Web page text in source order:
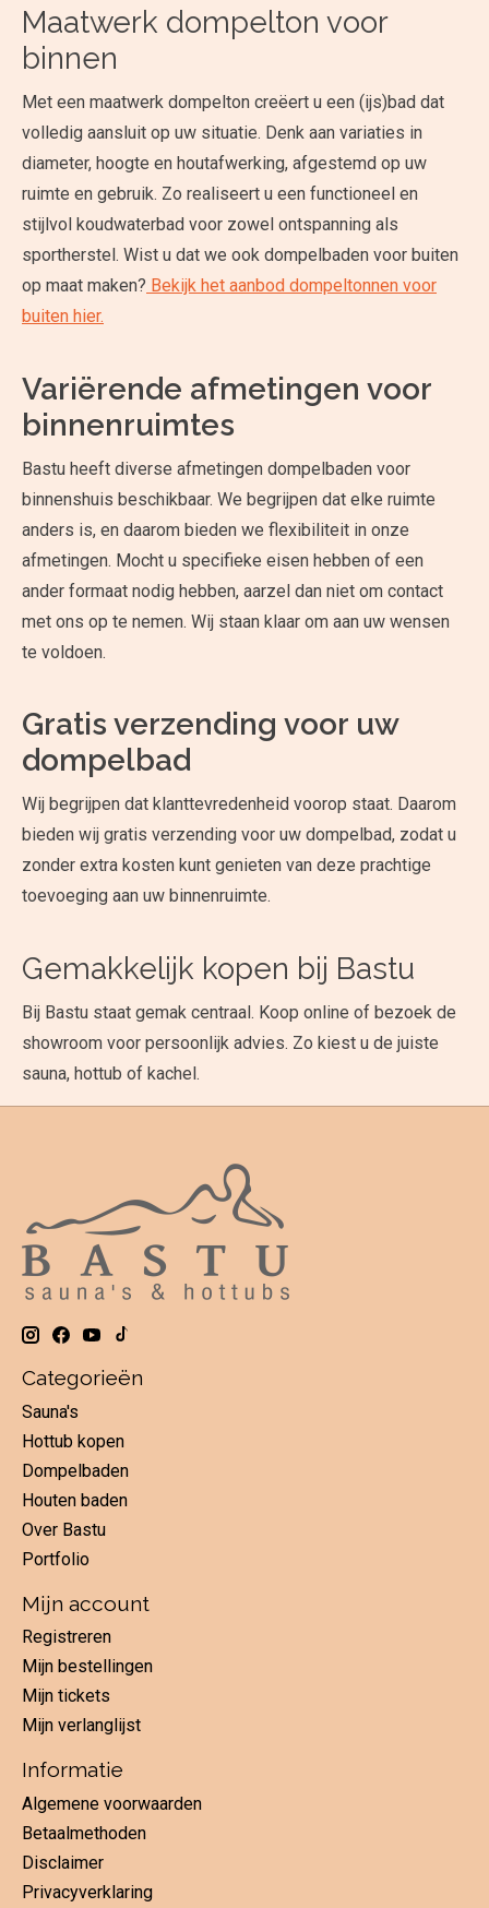
Maatwerk dompelton voor
binnen
Met een maatwerk dompelton creëert u een (ijs)bad dat
volledig aansluit op uw situatie. Denk aan variaties in
diameter, hoogte en houtafwerking, afgestemd op uw
ruimte en gebruik. Zo realiseert u een functioneel en
stijlvol koudwaterbad voor zowel ontspanning als
sportherstel. Wist u dat we ook dompelbaden voor buiten
op maat maken? Bekijk het aanbod dompeltonnen voor
buiten hier.
Variërende afmetingen voor
binnenruimtes
Bastu heeft diverse afmetingen dompelbaden voor
binnenshuis beschikbaar. We begrijpen dat elke ruimte
anders is, en daarom bieden we flexibiliteit in onze
afmetingen. Mocht u specifieke eisen hebben of een
ander formaat nodig hebben, aarzel dan niet om contact
met ons op te nemen. Wij staan klaar om aan uw wensen
te voldoen.
Gratis verzending voor uw
dompelbad
Wij begrijpen dat klanttevredenheid voorop staat. Daarom
bieden wij gratis verzending voor uw dompelbad, zodat u
zonder extra kosten kunt genieten van deze prachtige
toevoeging aan uw binnenruimte.
Gemakkelijk kopen bij Bastu
Bij Bastu staat gemak centraal. Koop online of bezoek de
showroom voor persoonlijk advies. Zo kiest u de juiste
sauna, hottub of kachel.
Categorieën
Sauna's
Hottub kopen
Dompelbaden
Houten baden
Over Bastu
Portfolio
Mijn account
Registreren
Mijn bestellingen
Mijn tickets
Mijn verlanglijst
Informatie
Algemene voorwaarden
Betaalmethoden
Disclaimer
Privacyverklaring